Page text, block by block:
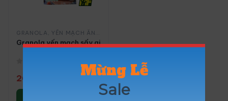
GRANOLA YẾN MẠCH ĂN KIÊNG
Granola yến mạch sấy giòn ăn liền Innovation Simple
20.000
Mừng Lễ
Sale